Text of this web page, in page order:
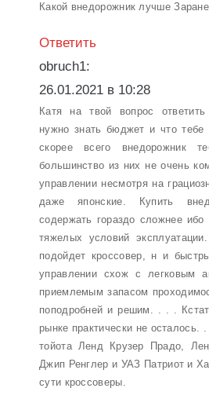
Какой внедорожник лучше
Ответить
obruch1:
26.01.2021 в 10:28
Катя на твой вопрос
нужно знать бюджет и что
скорее всего внедорожник
большинство из них не очень
управлении несмотря на
даже японские. Купить
содержать гораздо сложнее
тяжелых условий
подойдет кроссовер, н и
управлении схож с легковым
приемлемым запасом
поподробней и решим. . . .
рынке практически не осталось.
тойота Ленд Крузер Прадо,
Джип Ренглер и УАЗ Патриот и
сути кроссоверы.